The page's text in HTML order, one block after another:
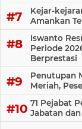
Kejar-
Amankan
Iswanto
Periode
Berprestasi
Penutupan
Meriah,
71 Pejabat
Jabatan